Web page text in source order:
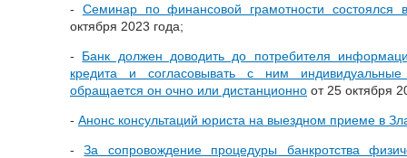
- Семинар по финансовой грамотности состоялся
октября 2023 года;
- Банк должен доводить до потребителя
кредита и согласовывать с ним
обращается он очно или дистанционно от 25 октября
- Анонс консультаций юриста на выездном приеме в
-За сопровождение процедуры банкротства